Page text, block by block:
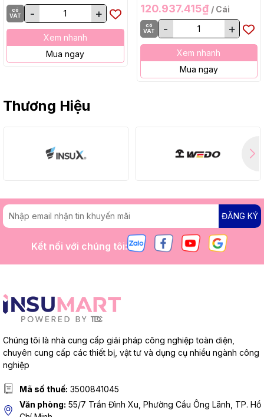
có
VAT
- +
Xem nhanh
Mua ngay
120.937.415₫ / Cái
có
VAT
- +
Xem nhanh
Mua ngay
Thương Hiệu
ĐĂNG KÝ
Kết nối với chúng tôi:
Chúng tôi là nhà cung cấp giải pháp công nghiệp toàn diện,
chuyên cung cấp các thiết bị, vật tư và dụng cụ nhiều ngành công
nghiệp
Mã số thuế: 3500841045
Văn phòng: 55/7 Trần Đình Xu, Phường Cầu Ông Lãnh, TP. Hồ